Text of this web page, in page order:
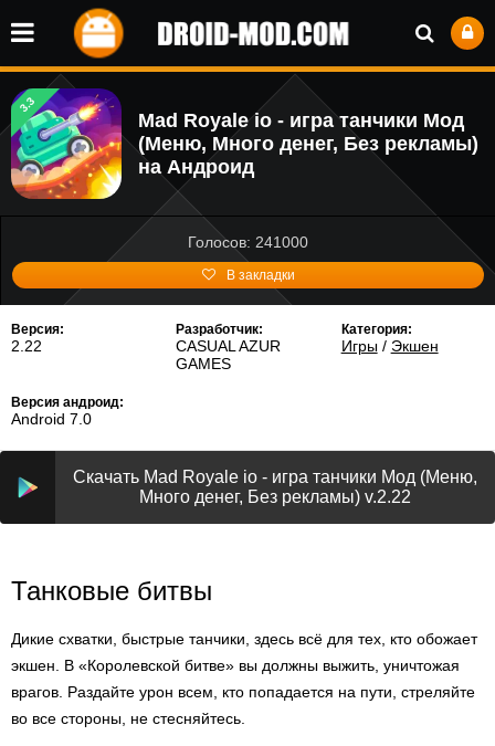
3.3
Mad Royale io - игра танчики Мод
(Меню, Много денег, Без рекламы)
на Андроид
Голосов: 241000
В закладки
Версия:
2.22
Разработчик:
CASUAL AZUR
GAMES
Категория:
Игры/ Экшен
Версия андроид:
Android 7.0
Скачать Mad Royale io - игра танчики Мод (Меню,
Много денег, Без рекламы) v.2.22
Танковые битвы
Дикие схватки, быстрые танчики, здесь всё для тех, кто обожает
экшен. В «Королевской битве» вы должны выжить, уничтожая
врагов. Раздайте урон всем, кто попадается на пути, стреляйте
во все стороны, не стесняйтесь.